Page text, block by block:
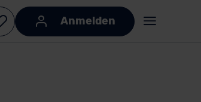
Anmelden